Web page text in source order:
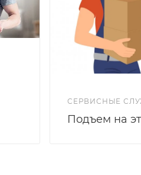
СЕРВИСНЫЕ
Подъем на